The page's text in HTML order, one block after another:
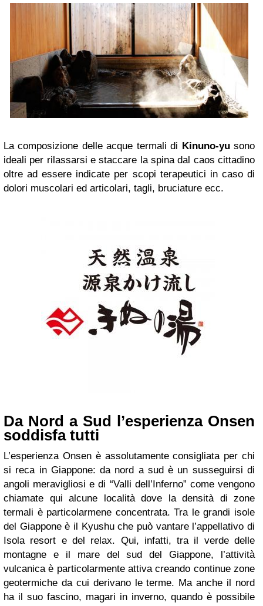
La composizione delle acque termali di Kinuno-yusono
ideali per rilassarsi e staccare la spina dal caos cittadino
oltre ad essere indicate per scopi terapeutici in caso di
dolori muscolari ed articolari, tagli, bruciature ecc.
Da Nord a Sud l’esperienza Onsen
soddisfa tutti
L’esperienza Onsen è assolutamente consigliata per chi
si reca in Giappone: da nord a sud è un susseguirsi di
angoli meravigliosi e di “Valli dell’Inferno” come vengono
chiamate qui alcune località dove la densità di zone
termali è particolarmene concentrata. Tra le grandi isole
del Giappone è il Kyushu che può vantare l’appellativo di
Isola resort e del relax. Qui, infatti, tra il verde delle
montagne e il mare del sud del Giappone, l’attività
vulcanica è particolarmente attiva creando continue zone
geotermiche da cui derivano le terme. Ma anche il nord
ha il suo fascino, magari in inverno, quando è possibile